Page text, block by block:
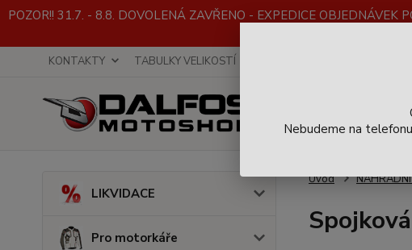
POZOR!! 31.7. - 8.8. DOVOLENÁ ZAVŘENO - EXPEDICE
KONTAKTY TABULKY VELIKOSTÍ
LIKVIDACE
Pro motorkáře
Úvod NÁHRADNÍ
Nebudeme na